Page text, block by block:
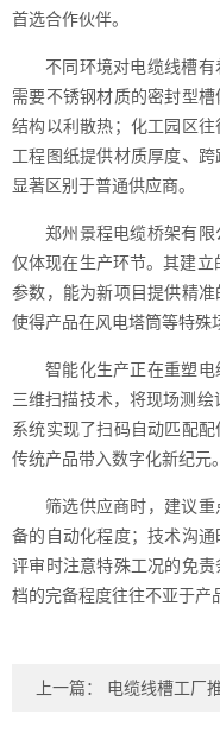
首选合作伙伴。
不同环境对电缆线槽有
需要不锈钢材质的密封型
结构以利散热；化工园区
工程图纸提供材质厚度、
显著区别于普通供应商。
郑州景程电缆桥架有
仅体现在生产环节。其建
参数，能为新项目提供精准
使得产品在风电塔筒等特殊
智能化生产正在重塑
三维扫描技术，将现场测
系统实现了扫码自动匹配
传统产品带入数字化新纪元。
筛选供应商时，建议
备的自动化程度；技术沟
评审时注意特殊工况的免
档的完备程度往往不亚于产
上一篇： 电缆线槽工厂